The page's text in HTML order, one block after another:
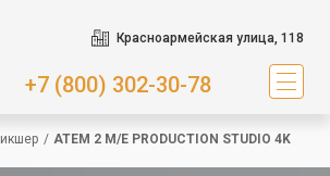
Красноармейская улица, 118
+7 (800) 302-30-78
/ ATEM 2 M/E PRODUCTION STUDIO 4K